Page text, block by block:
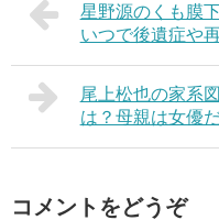
星野源のくも膜
いつで後遺症や
尾上松也の家系
は？母親は女優
コメントをどうぞ